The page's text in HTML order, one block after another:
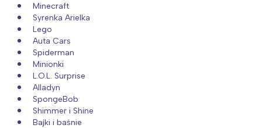
Minecraft
Syrenka Arielka
Lego
Auta Cars
Spiderman
Minionki
L.O.L. Surprise
Alladyn
SpongeBob
Shimmer i Shine
Bajki i baśnie